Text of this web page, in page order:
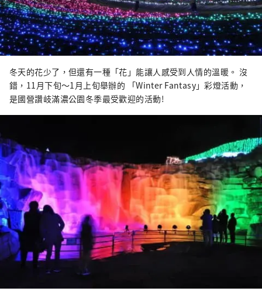
冬天的花少了，但還有一種「花」能讓人感受到人情的溫暖。 沒
錯，11月下旬～1月上旬舉辦的 「Winter Fantasy」彩燈活動，
是國營讚岐滿濃公園冬季最受歡迎的活動!